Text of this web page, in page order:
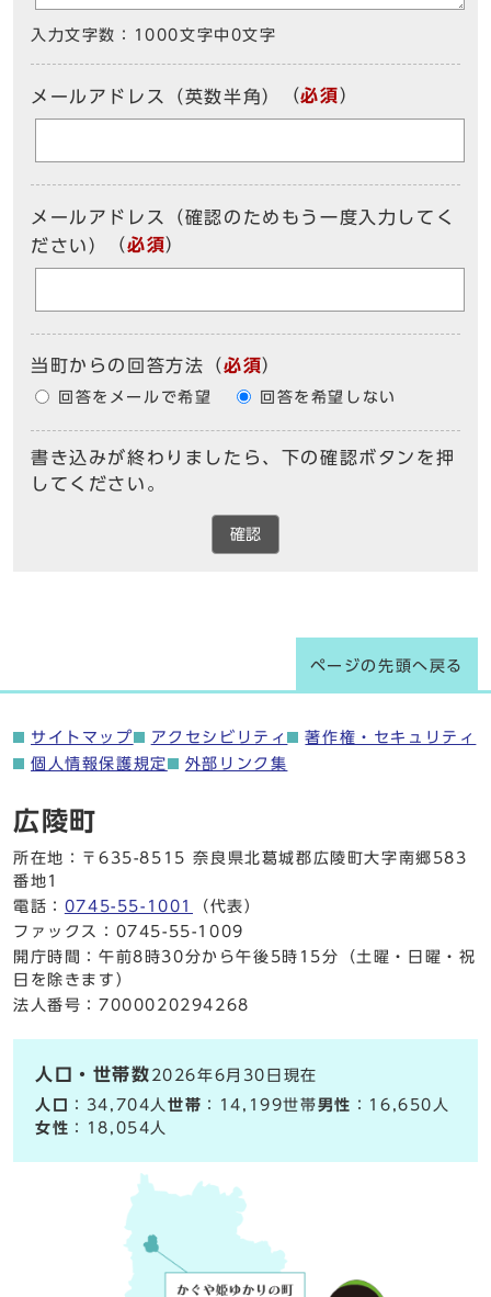
入力文字数： 1000文字中 0文字
メールアドレス（英数半角） （必須）
メールアドレス（確認のためもう一度入力してく
ださい）
（必須）
当町からの回答方法 （必須）
回答をメールで希望 回答を希望しない
書き込みが終わりましたら、下の確認ボタンを押
してください。
確認
ページの先頭へ戻る
サイトマップ アクセシビリティ
著作権・セキュリティ
個人情報保護規定
外部リンク集
広陵町
所在地：〒635-8515 奈良県北葛城郡広陵町大字南郷583
番地1
電話： 0745-55-1001
（代表）
ファックス：0745-55-1009
開庁時間：午前8時30分から午後5時15分（土曜・日曜・祝
日を除きます）
法人番号：7000020294268
人口・世帯数 2026年6月30日現在
人口
：34,704人世帯 ：14,199世帯男性 ：16,650人
女性 ：18,054人